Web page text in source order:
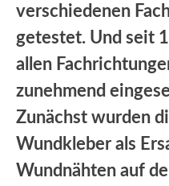
verschiedenen
getestet. Und seit
allen
zunehmend
Zunächst wurden
Wundkleber als
Wundnähten auf